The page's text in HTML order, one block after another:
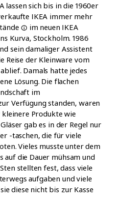
lassen sich bis in die 1960er
IKEA immer mehr
im neuen IKEA
Kurva, Stockholm. 1986
sein damaliger Assistent
Reise der Kleinware vom
Damals hatte jedes
Lösung. Die flachen
im
Verfügung standen, waren
Produkte wie
gab es in der Regel nur
-taschen, die für viele
Vieles musste unter dem
die Dauer mühsam und
stellten fest, dass viele
aufgaben und viele
diese nicht bis zur Kasse